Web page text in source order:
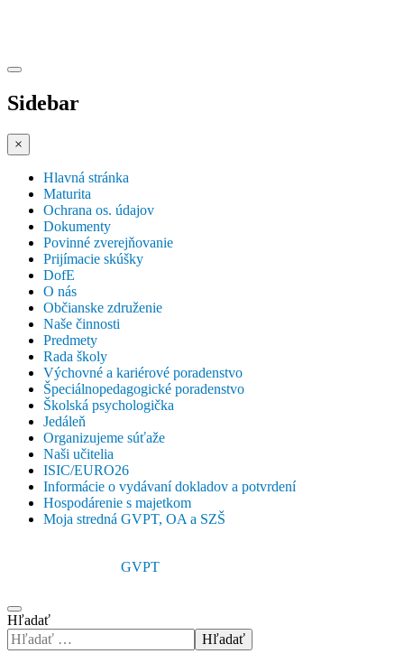
Sidebar
×
Hlavná stránka
Maturita
Ochrana os. údajov
Dokumenty
Povinné zverejňovanie
Prijímacie skúšky
DofE
O nás
Občianske združenie
Naše činnosti
Predmety
Rada školy
Výchovné a kariérové poradenstvo
Špeciálnopedagogické poradenstvo
Školská psychologička
Jedáleň
Organizujeme súťaže
Naši učitelia
ISIC/EURO26
Informácie o vydávaní dokladov a potvrdení
Hospodárenie s majetkom
Moja stredná GVPT, OA a SZŠ
GVPT
Hľadať
Hľadať